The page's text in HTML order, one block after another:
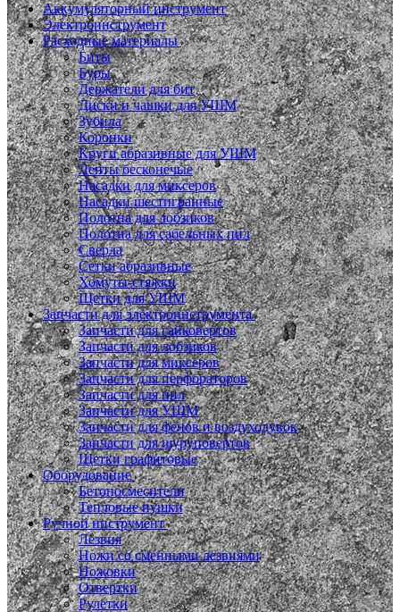
Аккумуляторный инструмент
Электроинструмент
Расходные материалы
Биты
Буры
Держатели для бит
Диски и чашки для УШМ
Зубила
Коронки
Круги абразивные для УШМ
Ленты бесконечые
Насадки для миксеров
Насадки шестигранные
Полотна для лобзиков
Полотна для сабельных пил
Сверла
Сетки абразивные
Хомуты-стяжки
Щетки для УШМ
Запчасти для электроинструмента
Запчасти для гайковертов
Запчасти для лобзиков
Запчасти для миксеров
Запчасти для перфораторов
Запчасти для пил
Запчасти для УШМ
Запчасти для фенов и воздуходувок
Запчасти для шуруповертов
Щетки графитовые
Оборудование
Бетоносмесители
Тепловые пушки
Ручной инструмент
Лезвия
Ножи со сменными лезвиями
Ножовки
Отвертки
Рулетки